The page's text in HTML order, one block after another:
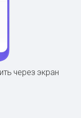
через экран